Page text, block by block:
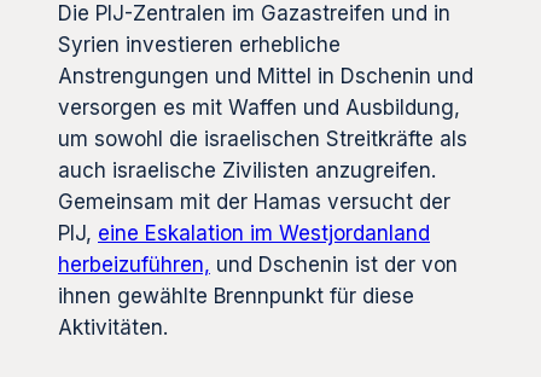
Die PIJ-Zentralen im Gazastreifen und in
Syrien investieren erhebliche
Anstrengungen und Mittel in Dschenin und
versorgen es mit Waffen und Ausbildung,
um sowohl die israelischen Streitkräfte als
auch israelische Zivilisten anzugreifen.
Gemeinsam mit der Hamas versucht der
PIJ, eine Eskalation im Westjordanland
herbeizuführen, und Dschenin ist der von
ihnen gewählte Brennpunkt für diese
Aktivitäten.